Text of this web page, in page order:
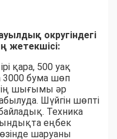
округіндегі
жетекшісі:
қара, 500 уақ
бума шөп
шығымы әр
Шүйгін шөпті
Техника
еңбек
шаруаны